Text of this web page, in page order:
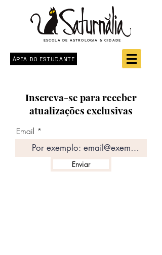
ESCOLA DE ASTROLOGIA & CIDADE
ÁREA DO ESTUDANTE
Inscreva-se para receber
atualizações exclusivas
Email
Enviar